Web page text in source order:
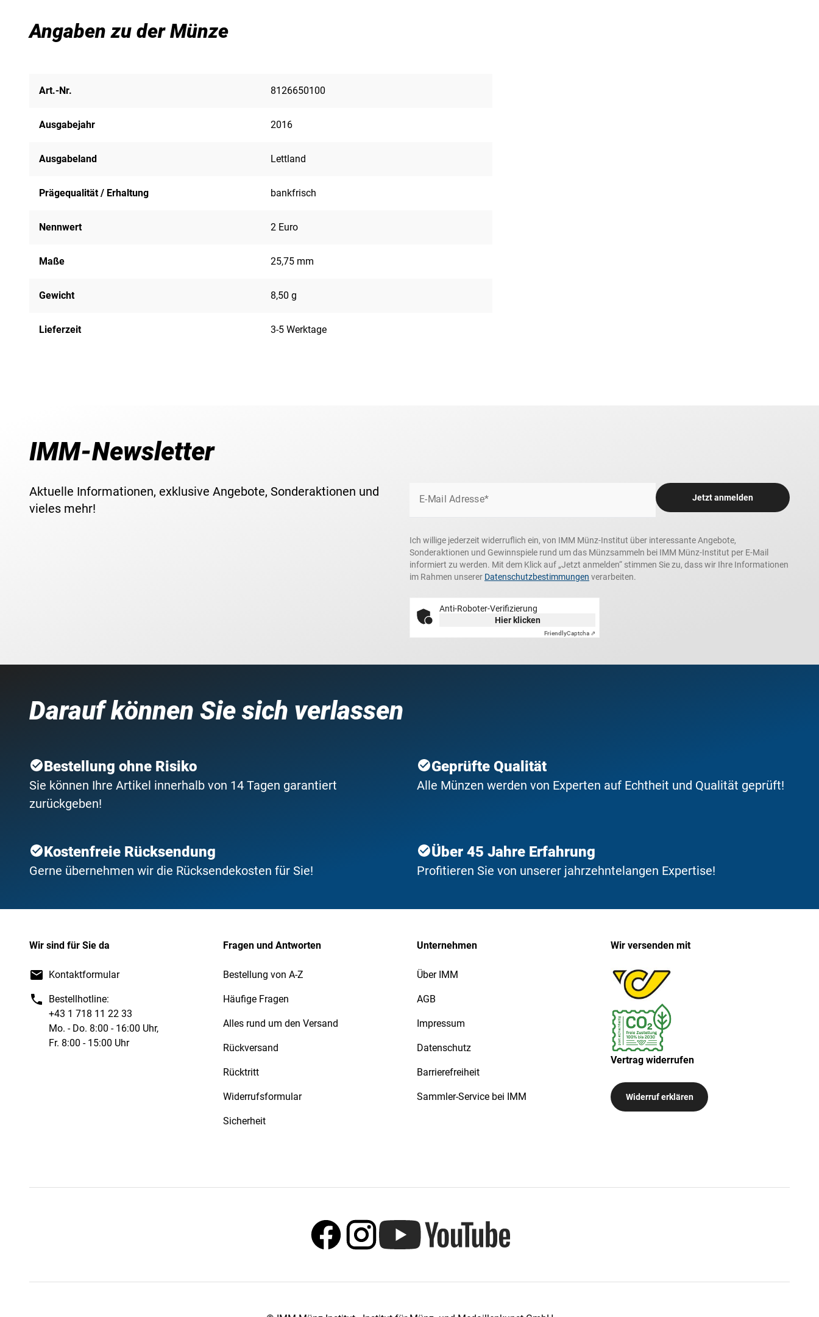
Angaben zu der Münze
Art.-Nr. 8126650100
Ausgabejahr 2016
Ausgabeland Lettland
Prägequalität / Erhaltung bankfrisch
Nennwert 2 Euro
Maße 25,75 mm
Gewicht 8,50 g
Lieferzeit 3-5 Werktage
IMM-Newsletter
Aktuelle Informationen, exklusive Angebote, Sonderaktionen und
vieles mehr!
E-Mail Adresse* Jetzt anmelden
Ich willige jederzeit widerruflich ein, von IMM Münz-Institut über interessante Angebote,
Sonderaktionen und Gewinnspiele rund um das Münzsammeln bei IMM Münz-Institut per E-Mail
informiert zu werden. Mit dem Klick auf „Jetzt anmelden“ stimmen Sie zu, dass wir Ihre Informationen
im Rahmen unserer Datenschutzbestimmungen verarbeiten.
Anti-Roboter-Verifizierung
Hier klicken
FriendlyCaptcha ⇗
Darauf können Sie sich verlassen
Bestellung ohne Risiko
Sie können Ihre Artikel innerhalb von 14 Tagen garantiert
zurückgeben!
Geprüfte Qualität
Alle Münzen werden von Experten auf Echtheit und Qualität geprüft!
Kostenfreie Rücksendung
Gerne übernehmen wir die Rücksendekosten für Sie!
Über 45 Jahre Erfahrung
Profitieren Sie von unserer jahrzehntelangen Expertise!
Wir sind für Sie da
Kontaktformular
Bestellhotline:
+43 1 718 11 22 33
Mo. - Do. 8:00 - 16:00 Uhr,
Fr. 8:00 - 15:00 Uhr
Fragen und Antworten
Bestellung von A-Z
Häufige Fragen
Alles rund um den Versand
Rückversand
Rücktritt
Widerrufsformular
Sicherheit
Unternehmen
Über IMM
AGB
Impressum
Datenschutz
Barrierefreiheit
Sammler-Service bei IMM
Wir versenden mit
Vertrag widerrufen
Widerruf erklären